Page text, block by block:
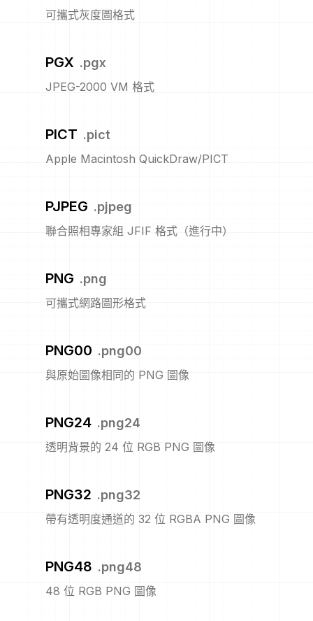
可攜式灰度圖格式
PGX .pgx
JPEG-2000 VM 格式
PICT .pict
Apple Macintosh QuickDraw/PICT
PJPEG .pjpeg
聯合照相專家組 JFIF 格式（進行中）
PNG .png
可攜式網路圖形格式
PNG00 .png00
與原始圖像相同的 PNG 圖像
PNG24 .png24
透明背景的 24 位 RGB PNG 圖像
PNG32 .png32
帶有透明度通道的 32 位 RGBA PNG 圖像
PNG48 .png48
48 位 RGB PNG 圖像